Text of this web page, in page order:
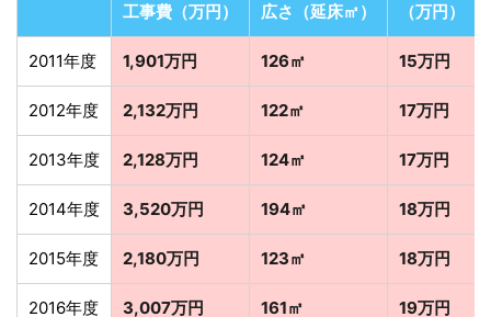
工事費（万円）
広さ（延床㎡）
（万円）
2011年度 1,901万円 126㎡ 15万円
2012年度 2,132万円 122㎡ 17万円
2013年度 2,128万円 124㎡ 17万円
2014年度 3,520万円 194㎡ 18万円
2015年度 2,180万円 123㎡ 18万円
2016年度 3,007万円 161㎡ 19万円